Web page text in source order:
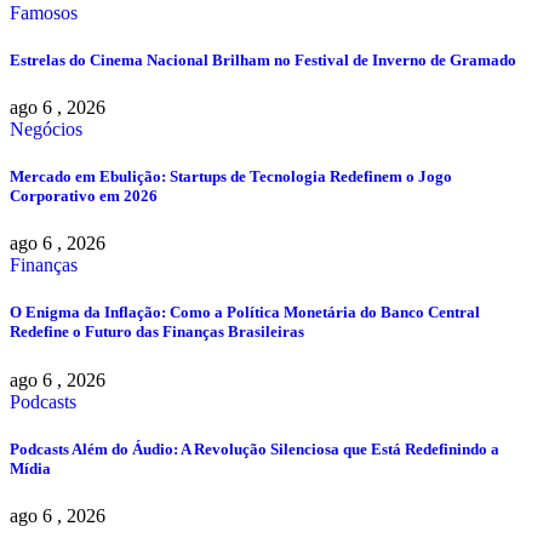
Famosos
Estrelas do Cinema Nacional Brilham no Festival de Inverno de Gramado
ago 6 , 2026
Negócios
Mercado em Ebulição: Startups de Tecnologia Redefinem o Jogo
Corporativo em 2026
ago 6 , 2026
Finanças
O Enigma da Inflação: Como a Política Monetária do Banco Central
Redefine o Futuro das Finanças Brasileiras
ago 6 , 2026
Podcasts
Podcasts Além do Áudio: A Revolução Silenciosa que Está Redefinindo a
Mídia
ago 6 , 2026